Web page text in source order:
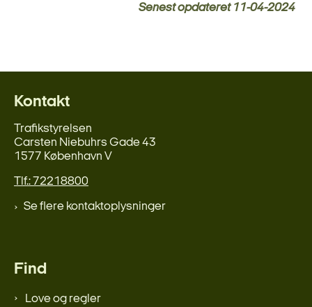
Senest opdateret 11-04-2024
Kontakt
Trafikstyrelsen
Carsten Niebuhrs Gade 43
1577 København V
Tlf.: 72218800
Se flere kontaktoplysninger
Find
Love og regler